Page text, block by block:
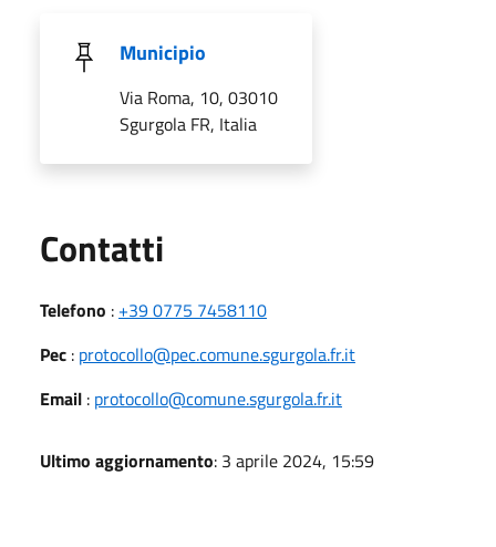
Municipio
Via Roma, 10, 03010
Sgurgola FR, Italia
Contatti
Telefono : +39 0775 7458110
Pec : protocollo@pec.comune.sgurgola.fr.it
Email : protocollo@comune.sgurgola.fr.it
Ultimo aggiornamento: 3 aprile 2024, 15:59